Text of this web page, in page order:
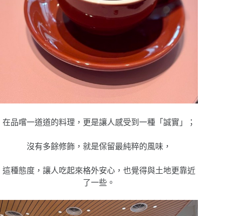
在品嚐一道道的料理，更是讓人感受到一種「誠實」；
沒有多餘修飾，就是保留最純粹的風味，
這種態度，讓人吃起來格外安心，也覺得與土地更靠近
了一些。